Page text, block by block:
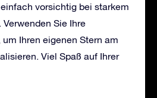
vorsichtig bei starkem
Sie Ihre
Ihren eigenen Stern am
Viel Spaß auf Ihrer